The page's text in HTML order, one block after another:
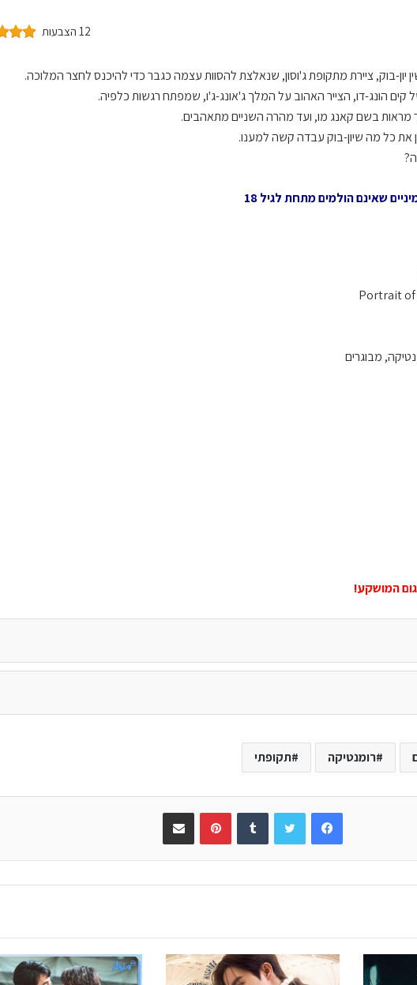
12 הצבעות
בוק, ציירת מתקופת ג'וסון, שנאלצת להסוות עצמה כגבר כדי להיכנס לחצר המלוכה.
קים הונג-דו, הצייר האהוב על המלך ג'אונג-ג'ו, שמפתח רגשות כלפיה.
מראות בשם קאנג מו, ועד מהרה השניים מתאהבים.
כל מה שיון-בוק עבדה קשה למענו.
שאינם הולמים מתחת לגיל 18
Portrait of
מבוגרים
המושקע!
רומנטיקה תקופתי
Facebook